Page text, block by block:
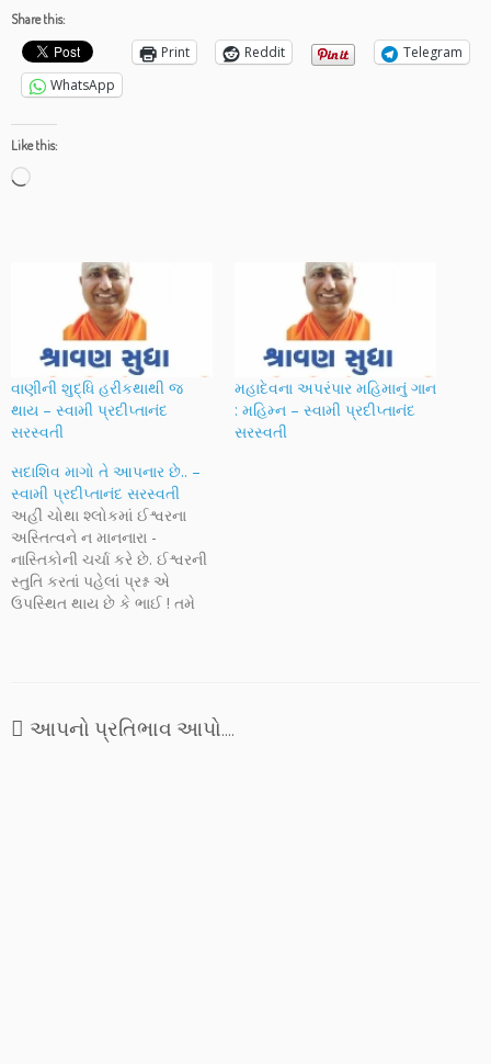
Share this:
Print Reddit
Telegram
WhatsApp
Like this:
Loading…
વાણીની શુદ્ધિ હરીકથાથી જ
થાય – સ્વામી પ્રદીપ્તાનંદ
સરસ્વતી
મહાદેવના અપરંપાર મહિમાનું ગાન
: મહિમ્ન – સ્વામી પ્રદીપ્તાનંદ
સરસ્વતી
સદાશિવ માગો તે આપનાર છે.. –
સ્વામી પ્રદીપ્તાનંદ સરસ્વતી
અહીં ચોથા શ્લોકમાં ઈશ્વરના
અસ્તિત્વને ન માનનારા -
નાસ્તિકોની ચર્ચા કરે છે. ઈશ્વરની
સ્તુતિ કરતાં પહેલાં પ્રશ્ન એ
ઉપસ્થિત થાય છે કે ભાઈ ! તમે
આપનો પ્રતિભાવ આપો....